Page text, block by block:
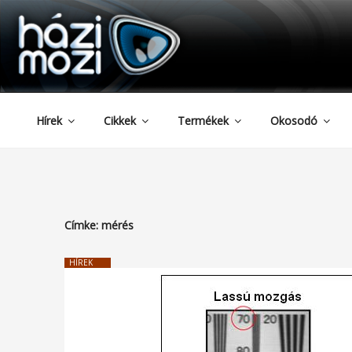
Tartalomhoz
HAZIMOZI
Hírek Cikkek Termékek Okosodó
Címke: mérés
HÍREK